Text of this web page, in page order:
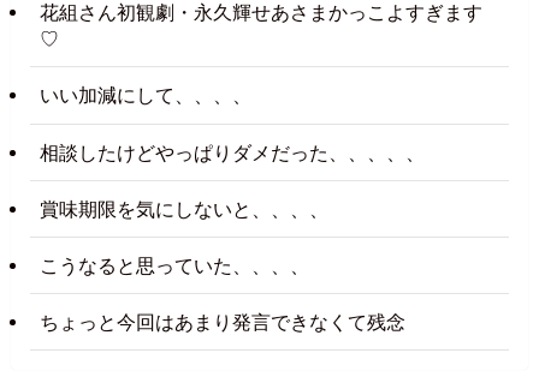
花組さん初観劇・永久輝せあさまかっこよすぎます
♡
いい加減にして、、、、
相談したけどやっぱりダメだった、、、、、
賞味期限を気にしないと、、、、
こうなると思っていた、、、、
ちょっと今回はあまり発言できなくて残念